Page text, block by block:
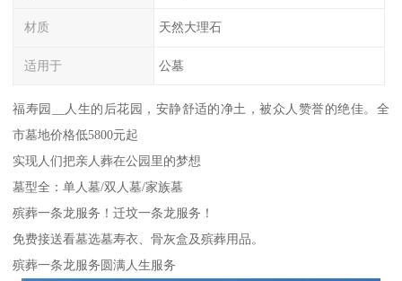
材质 天然大理石
适用于 公墓
福寿园__人生的后花园，安静舒适的净土，被众人赞誉的绝佳。全
市墓地价格低5800元起
实现人们把亲人葬在公园里的梦想
墓型全：单人墓/双人墓/家族墓
殡葬一条龙服务！迁坟一条龙服务！
免费接送看墓选墓寿衣、骨灰盒及殡葬用品。
殡葬一条龙服务圆满人生服务